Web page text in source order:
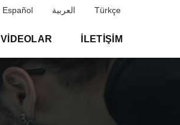
Español العربية Türkçe
VIDEOLAR İLETIŞIM